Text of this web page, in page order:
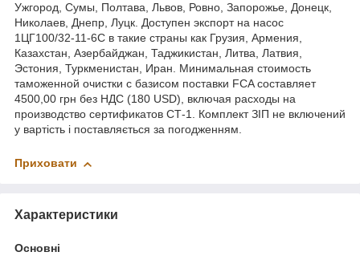
Ужгород, Сумы, Полтава, Львов, Ровно, Запорожье, Донецк,
Николаев, Днепр, Луцк. Доступен экспорт на насос
1ЦГ100/32-11-6С в такие страны как Грузия, Армения,
Казахстан, Азербайджан, Таджикистан, Литва, Латвия,
Эстония, Туркменистан, Иран. Минимальная стоимость
таможенной очистки с базисом поставки FCA составляет
4500,00 грн без НДС (180 USD), включая расходы на
производство сертификатов СТ-1. Комплект ЗІП не включений
у вартість і поставляється за погодженням.
Приховати
Характеристики
Основні